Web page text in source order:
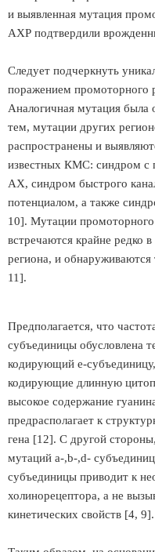
и выявленная мутация
AХР подтвердили
Следует подчеркнуть
поражением промоторного
Аналогичная мутация
тем, мутации других
распространены и
известных КМС: синдром с
АХ, синдром быстрого
потенциалом, а также
10]. Мутации
встречаются крайне редко
региона, и обнаруживаются
11].
Предполагается, что
субъединицы обусловлена
кодирующий e-
кодирующие длинную
высокое содержание
предрасполагает к
гена [12]. С другой
мутаций a-,b-,d-
субъединицы приводит к
холинорецептора, а не
кинетических свойств [4, 9].